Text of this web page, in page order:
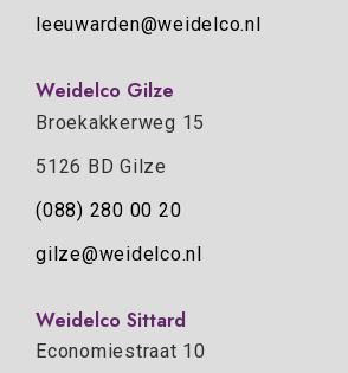
leeuwarden@weidelco.nl
Weidelco Gilze
Broekakkerweg 15
5126 BD Gilze
(088) 280 00 20
gilze@weidelco.nl
Weidelco Sittard
Economiestraat 10